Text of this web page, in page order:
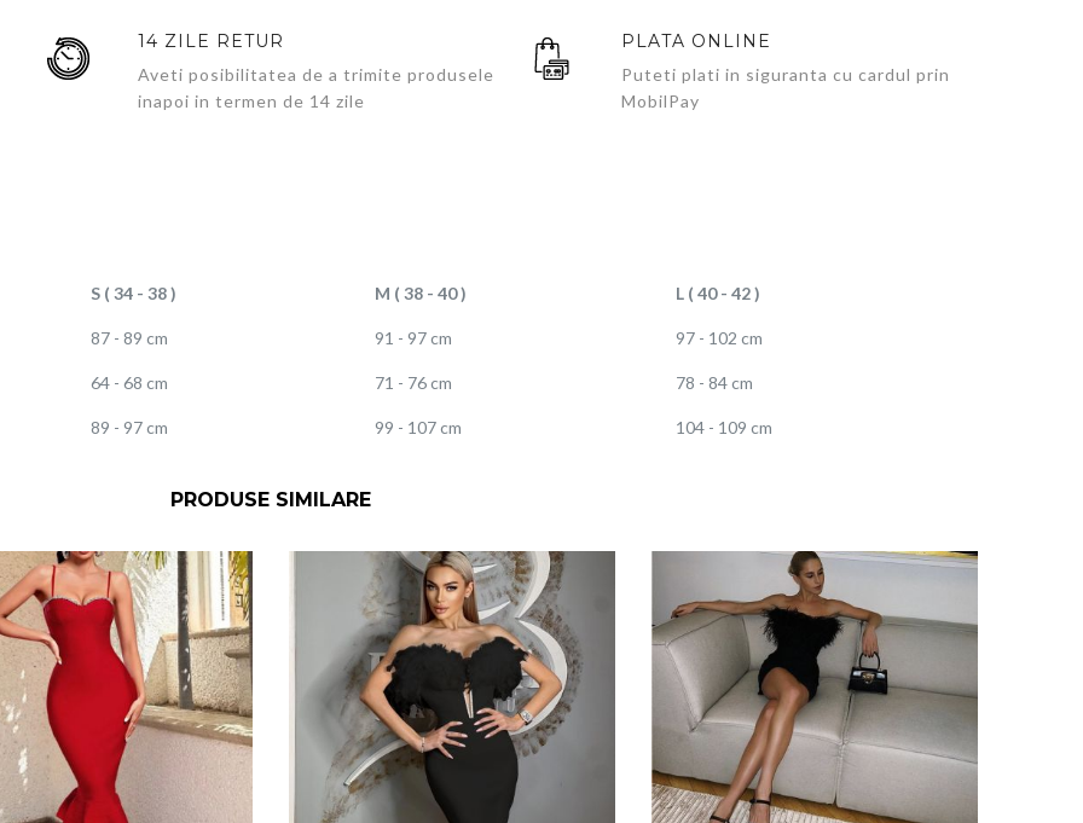
14 ZILE RETUR
Aveti posibilitatea de a trimite produsele
inapoi in termen de 14 zile
PLATA ONLINE
Puteti plati in siguranta cu cardul prin
MobilPay
S ( 34 - 38 ) M ( 38 - 40 ) L ( 40 - 42 )
87 - 89 cm 91 - 97 cm 97 - 102 cm
64 - 68 cm 71 - 76 cm 78 - 84 cm
89 - 97 cm 99 - 107 cm 104 - 109 cm
PRODUSE SIMILARE